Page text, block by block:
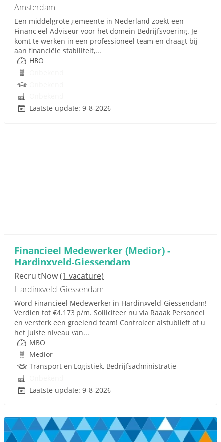
Amsterdam
Een middelgrote gemeente in Nederland zoekt een
Financieel Adviseur voor het domein Bedrijfsvoering. Je
komt te werken in een professioneel team en draagt bij
aan financiële stabiliteit,...
HBO
Laatste update: 9-8-2026
Financieel Medewerker (Medior) -
Hardinxveld-Giessendam
RecruitNow(1 vacature)
Hardinxveld-Giessendam
Word Financieel Medewerker in Hardinxveld-Giessendam!
Verdien tot €4.173 p/m. Solliciteer nu via Raaak Personeel
en versterk een groeiend team! Controleer alstublieft of u
het juiste niveau van...
MBO
Medior
Transport en Logistiek, Bedrijfsadministratie
Laatste update: 9-8-2026